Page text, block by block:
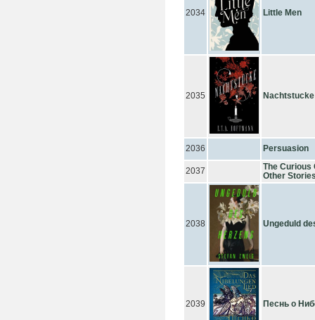
2034 Little Men
2035 Nachtstucke
2036 Persuasion
2037
The Curious
Other
2038 Ungeduld
2039 Песнь о